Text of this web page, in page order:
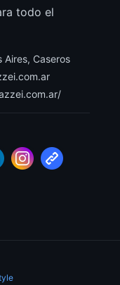
todo el
Aires, Caseros